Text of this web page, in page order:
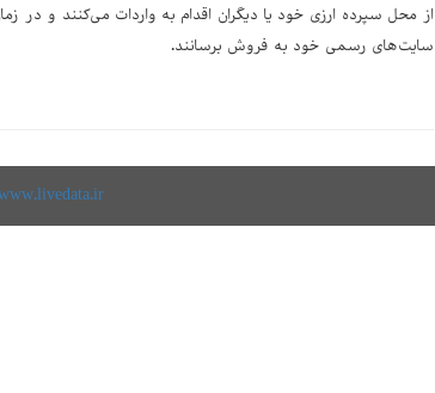
از محل سپرده ارزی خود یا دیگران اقدام به واردات می‌کنند و در
سایت‌های رسمی خود به فروش برسانند.